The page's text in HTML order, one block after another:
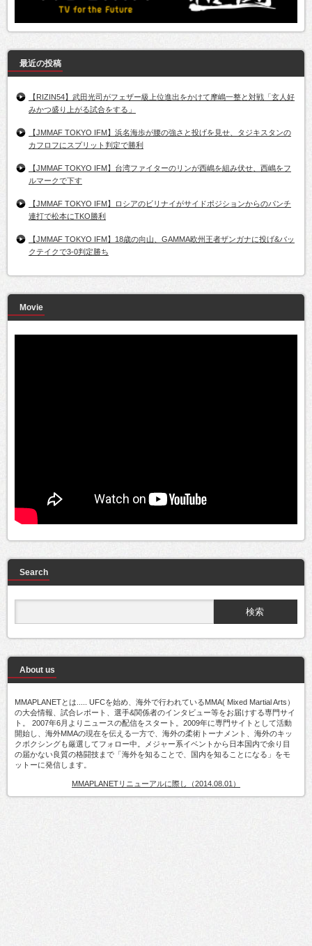
最近の投稿
【RIZIN54】武田光司がフェザー級上位進出をかけて摩嶋一整と対戦「玄人好
みかつ盛り上がる試合をする」
【JMMAF TOKYO IFM】浜名海歩が腰の強さと投げを見せ、タジキスタンの
カフロフにスプリット判定で勝利
【JMMAF TOKYO IFM】台湾ファイターのリンが西嶋を組み伏せ、西嶋をフ
ルマークで下す
【JMMAF TOKYO IFM】ロシアのビリナイがサイドポジションからのパンチ
連打で松本にTKO勝利
【JMMAF TOKYO IFM】18歳の向山、GAMMA欧州王者ザンガナに投げ&バッ
クテイクで3-0判定勝ち
Movie
Search
About us
MMAPLANETとは..... UFCを始め、海外で行われているMMA( Mixed Martial Arts）
の大会情報、試合レポート、選手&関係者のインタビュー等をお届けする専門サイ
ト。 2007年6月よりニュースの配信をスタート。2009年に専門サイトとして活動
開始し、海外MMAの現在を伝える一方で、海外の柔術トーナメント、海外のキッ
クボクシングも厳選してフォロー中。メジャー系イベントから日本国内で余り目
の届かない良質の格闘技まで「海外を知ることで、国内を知ることになる」をモ
ットーに発信します。
MMAPLANETリニューアルに際し（2014.08.01）